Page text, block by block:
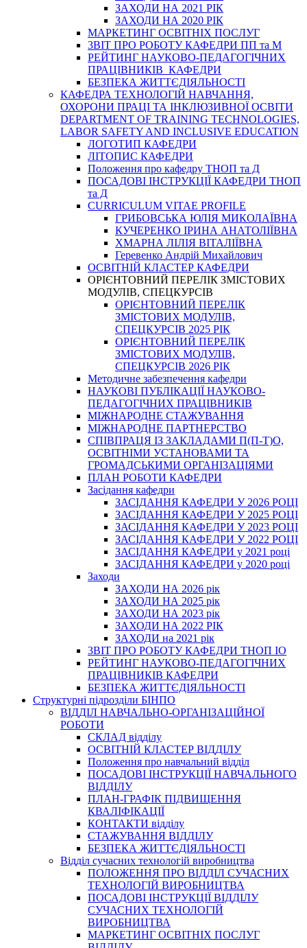
ЗАХОДИ НА 2021 РІК
ЗАХОДИ НА 2020 РІК
МАРКЕТИНГ ОСВІТНІХ ПОСЛУГ
3BIT ПРО РОБОТУ КАФЕДРИ ПП та М
РЕЙТИНГ НАУКОВО-ПЕДАГОГІЧНИХ
ПРАЦІВНИКІВ КАФЕДРИ
БЕЗПЕКА ЖИТТЄДІЯЛЬНОСТІ
КАФЕДРА ТЕХНОЛОГІЙ НАВЧАННЯ,
ОХОРОНИ ПРАЦІ ТА ІНКЛЮЗИВНОЇ ОСВІТИ
DEPARTMENT OF TRAINING TECHNOLOGIES,
LABOR SAFETY AND INCLUSIVE EDUCATION
ЛОГОТИП КАФЕДРИ
ЛІТОПИС КАФЕДРИ
Положення про кафедру ТНОП та Д
ПОСАДОВІ ІНСТРУКЦІЇ КАФЕДРИ ТНОП
та Д
CURRICULUM VITAE PROFILE
ГРИБОВСЬКА ЮЛІЯ МИКОЛАЇВНА
КУЧЕРЕНКО ІРИНА АНАТОЛІЇВНА
ХМАРНА ЛІЛІЯ ВІТАЛІЇВНА
Геревенко Андрій Михайлович
ОСВІТНІЙ КЛАСТЕР КАФЕДРИ
ОРІЄНТОВНИЙ ПЕРЕЛІК ЗМІСТОВИХ
МОДУЛІВ, СПЕЦКУРСІВ
ОРІЄНТОВНИЙ ПЕРЕЛІК
ЗМІСТОВИХ МОДУЛІВ,
СПЕЦКУРСІВ 2025 РІК
ОРІЄНТОВНИЙ ПЕРЕЛІК
ЗМІСТОВИХ МОДУЛІВ,
СПЕЦКУРСІВ 2026 РІК
Методичне забезпечення кафедри
НАУКОВІ ПУБЛІКАЦІЇ НАУКОВО-
ПЕДАГОГІЧНИХ ПРАЦІВНИКІВ
МІЖНАРОДНЕ СТАЖУВАННЯ
МІЖНАРОДНЕ ПАРТНЕРСТВО
СПІВПРАЦЯ ІЗ ЗАКЛАДАМИ П(П-Т)О,
ОСВІТНІМИ УСТАНОВАМИ ТА
ГРОМАДСЬКИМИ ОРГАНІЗАЦІЯМИ
ПЛАН РОБОТИ КАФЕДРИ
Засідання кафедри
ЗАСІДАННЯ КАФЕДРИ У 2026 РОЦІ
ЗАСІДАННЯ КАФЕДРИ У 2025 РОЦІ
ЗАСІДАННЯ КАФЕДРИ У 2023 РОЦІ
ЗАСІДАННЯ КАФЕДРИ У 2022 РОЦІ
ЗАСІДАННЯ КАФЕДРИ у 2021 році
ЗАСІДАННЯ КАФЕДРИ у 2020 році
Заходи
ЗАХОДИ НА 2026 рік
ЗАХОДИ НА 2025 рік
ЗАХОДИ НА 2023 рік
ЗАХОДИ НА 2022 РІК
ЗАХОДИ на 2021 рік
3BIT ПРО РОБОТУ КАФЕДРИ ТНОП ІО
РЕЙТИНГ НАУКОВО-ПЕДАГОГІЧНИХ
ПРАЦІВНИКІВ КАФЕДРИ
БЕЗПЕКА ЖИТТЄДІЯЛЬНОСТІ
Структурні підрозділи БІНПО
ВІДДІЛ НАВЧАЛЬНО-ОРГАНІЗАЦІЙНОЇ
РОБОТИ
СКЛАД відділу
ОСВІТНІЙ КЛАСТЕР ВІДДІЛУ
Положення про навчальний вiддiл
ПОСАДОВІ ІНСТРУКЦІЇ НАВЧАЛЬНОГО
ВІДДІЛУ
ПЛАН-ГРАФІК ПІДВИЩЕННЯ
КВАЛІФІКАЦІЇ
КОНТАКТИ відділу
СТАЖУВАННЯ ВІДДІЛУ
БЕЗПЕКА ЖИТТЄДІЯЛЬНОСТІ
Відділ сучасних технологій виробництва
ПОЛОЖЕННЯ ПРО ВІДДІЛ СУЧАСНИХ
ТЕХНОЛОГІЙ ВИРОБНИЦТВА
ПОСАДОВІ ІНСТРУКЦІЇ ВІДДІЛУ
СУЧАСНИХ ТЕХНОЛОГІЙ
ВИРОБНИЦТВА
МАРКЕТИНГ ОСВІТНІХ ПОСЛУГ